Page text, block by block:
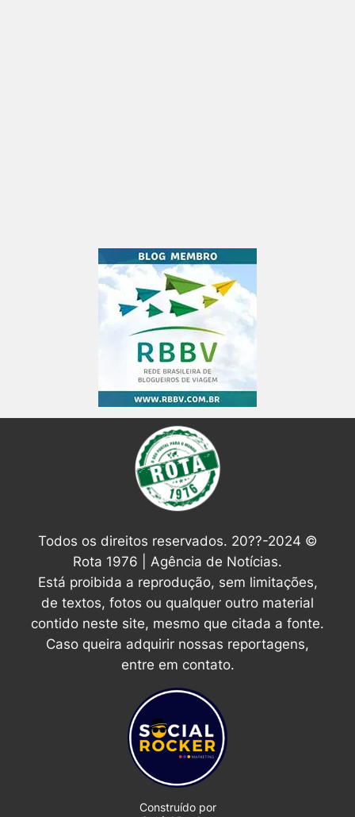
Todos os direitos reservados. 20??-2024 ©
Rota 1976 | Agência de Notícias.
Está proibida a reprodução, sem limitações,
de textos, fotos ou qualquer outro material
contido neste site, mesmo que citada a fonte.
Caso queira adquirir nossas reportagens,
entre em contato.
Construído por